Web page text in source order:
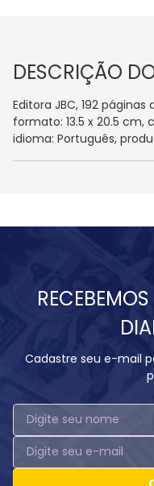
DESCRIÇÃO
Editora JBC, 192
formato: 13.5 x 20.5 cm,
idioma: Português,
Cadastre seu e-mail